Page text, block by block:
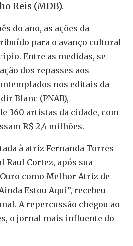
Reis (MDB).
do ano, as ações da
para o avanço cultural
Entre as medidas, se
dos repasses aos
nos editais da
Blanc (PNAB),
360 artistas da cidade, com
R$ 2,4 milhões.
à atriz Fernanda Torres
Raul Cortez, após sua
como Melhor Atriz de
Estou Aqui”, recebeu
A repercussão chegou ao
o jornal mais influente do